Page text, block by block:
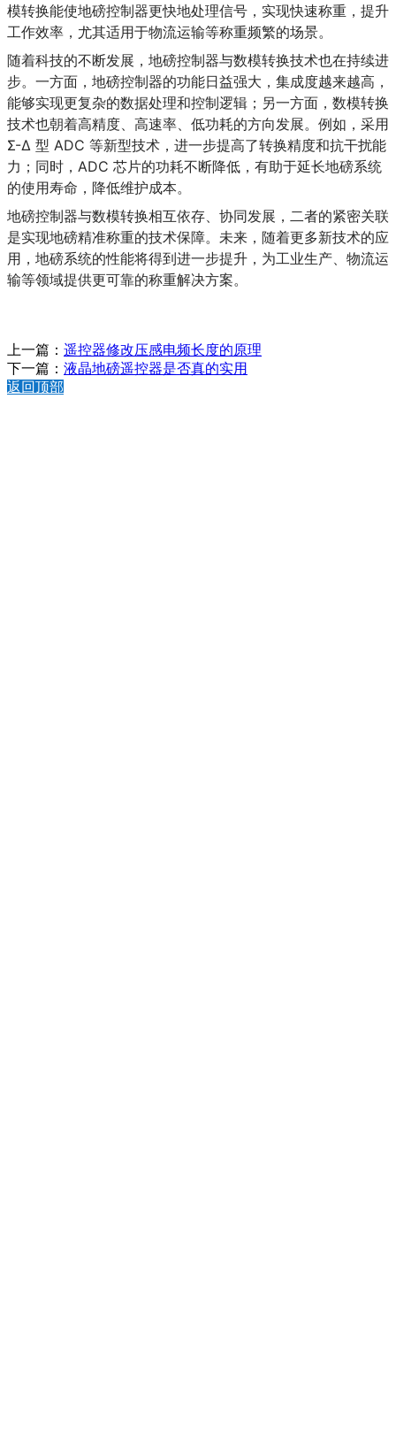
模转换能使地磅控制器更快地处理信号，实现快速称重，提升
工作效率，尤其适用于物流运输等称重频繁的场景。
随着科技的不断发展，地磅控制器与数模转换技术也在持续进
步。一方面，地磅控制器的功能日益强大，集成度越来越高，
能够实现更复杂的数据处理和控制逻辑；另一方面，数模转换
技术也朝着高精度、高速率、低功耗的方向发展。例如，采用
Σ-Δ 型 ADC 等新型技术，进一步提高了转换精度和抗干扰能
力；同时，ADC 芯片的功耗不断降低，有助于延长地磅系统
的使用寿命，降低维护成本。
地磅控制器与数模转换相互依存、协同发展，二者的紧密关联
是实现地磅精准称重的技术保障。未来，随着更多新技术的应
用，地磅系统的性能将得到进一步提升，为工业生产、物流运
输等领域提供更可靠的称重解决方案。
上一篇： 遥控器修改压感电频长度的原理
下一篇： 液晶地磅遥控器是否真的实用
返回顶部